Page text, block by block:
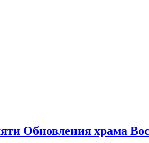
Обновления храма